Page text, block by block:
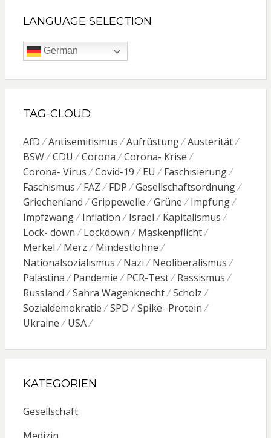
LANGUAGE SELECTION
German
TAG-CLOUD
AfD Antisemitismus Aufrüstung
Austerität
BSW
CDU Corona
Corona- Krise
Corona- Virus
Covid-19 EU
Faschisierung
Faschismus
FAZ FDP
Gesellschaftsordnung
Griechenland
Grippewelle Grüne
Impfung
Impfzwang
Inflation Israel
Kapitalismus
Lock- down
Lockdown
Maskenpflicht
Merkel
Merz
Mindestlöhne
Nationalsozialismus
Nazi
Neoliberalismus
Palästina
Pandemie PCR-Test
Rassismus
Russland
Sahra Wagenknecht
Scholz
Sozialdemokratie
SPD
Spike- Protein
Ukraine
USA
KATEGORIEN
Gesellschaft